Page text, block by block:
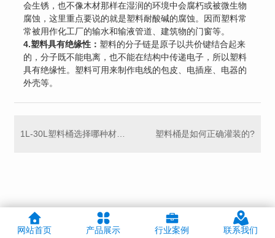
会生锈，也不像木材那样在湿润的环境中会腐朽或被微生物
腐蚀，这里重点要说的就是塑料耐酸碱的腐蚀。因而塑料常
常被用作化工厂的输水和输液管道、建筑物的门窗等。
4.塑料具有绝缘性： 塑料的分子链是原子以共价键结合起来
的，分子既不能电离，也不能在结构中传递电子，所以塑料
具有绝缘性。塑料可用来制作电线的包皮、电插座、电器的
外壳等。
塑料桶是如何正确灌装的?
网站首页 产品展示 行业案例 联系我们